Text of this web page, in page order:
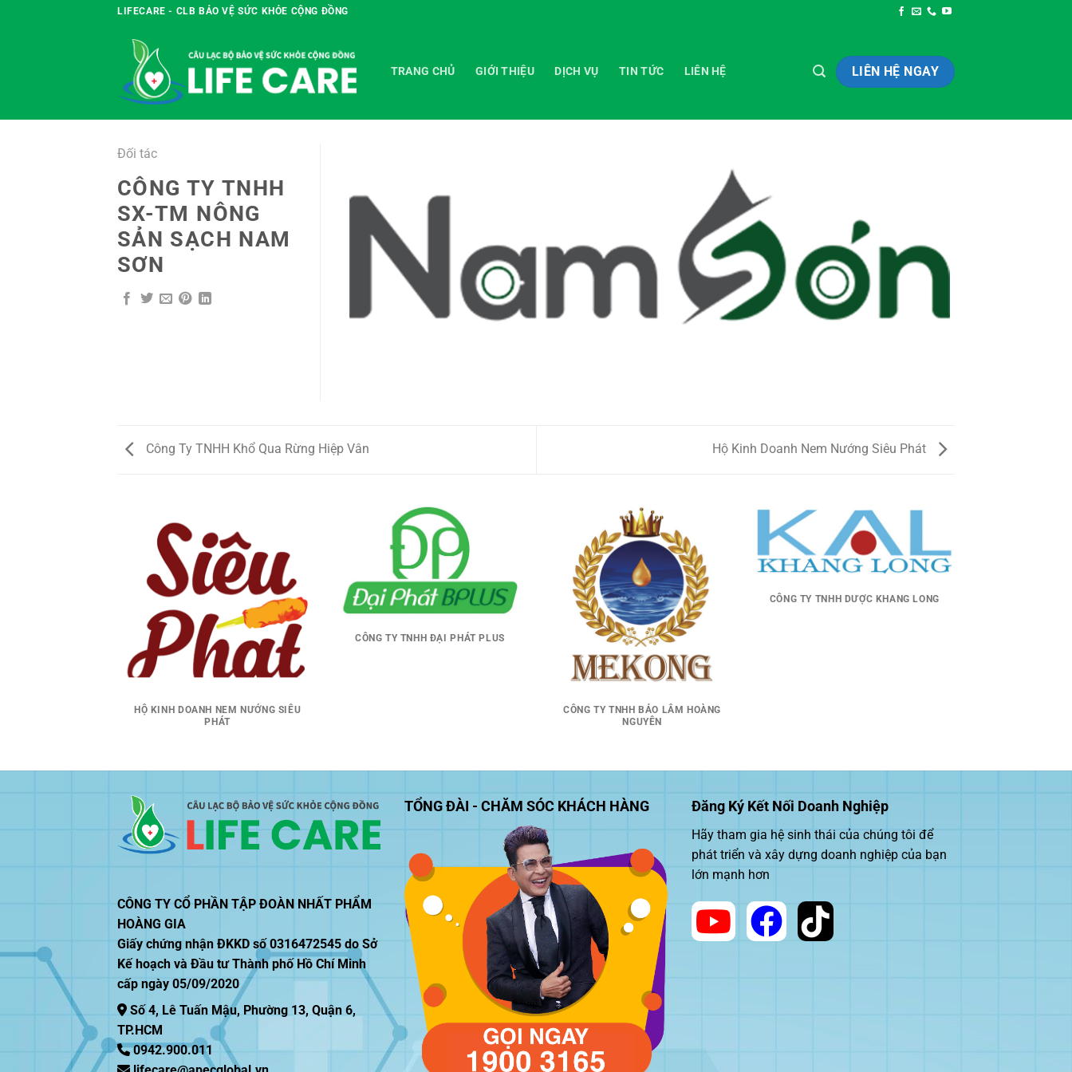
LIFECARE - CLB BẢO VỆ SỨC KHỎE CỘNG ĐỒNG
TRANG CHỦ GIỚI THIỆU DỊCH VỤ TIN TỨC LIÊN HỆ LIÊN HỆ NGAY
Đối tác
CÔNG TY TNHH
SX-TM NÔNG
SẢN SẠCH NAM
SƠN
Công Ty TNHH Khổ Qua Rừng Hiệp Vân Hộ Kinh Doanh Nem Nướng Siêu Phát
HỘ KINH DOANH NEM NƯỚNG SIÊU
PHÁT
CÔNG TY TNHH ĐẠI PHÁT PLUS
CÔNG TY TNHH BẢO LÂM HOÀNG
NGUYÊN
CÔNG TY TNHH DƯỢC KHANG LONG
CÔNG TY CỔ PHẦN TẬP ĐOÀN NHẤT PHẨM
HOÀNG GIA
Giấy chứng nhận ĐKKD số 0316472545 do Sở
Kế hoạch và Đầu tư Thành phố Hồ Chí Minh
cấp ngày 05/09/2020
Số 4, Lê Tuấn Mậu, Phường 13, Quận 6,
TP.HCM
0942.900.011
TỔNG ĐÀI - CHĂM SÓC KHÁCH HÀNG Đăng Ký Kết Nối Doanh Nghiệp
Hãy tham gia hệ sinh thái của chúng tôi để
phát triển và xây dựng doanh nghiệp của bạn
lớn mạnh hơn